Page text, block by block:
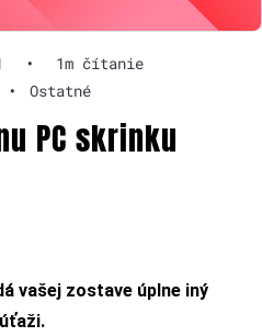
•
1m čítanie
• Ostatné
PC skrinku
vašej zostave úplne iný